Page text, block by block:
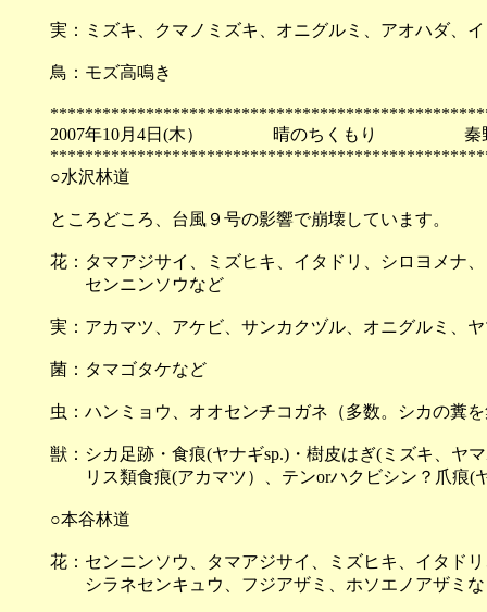
実：ミズキ、クマノミズキ、オニグルミ、アオハダ、
鳥：モズ高鳴き
2007年10月4日(木） 晴のちくもり 秦野
○水沢林道
ところどころ、台風９号の影響で崩壊しています。
花：タマアジサイ、ミズヒキ、イタドリ、シロヨメナ
センニンソウなど
実：アカマツ、アケビ、サンカクヅル、オニグルミ、
菌：タマゴタケなど
虫：ハンミョウ、オオセンチコガネ（多数。シカの糞
獣：シカ足跡・食痕(ヤナギsp.)・樹皮はぎ(ミズキ、ヤ
リス類食痕(アカマツ）、テンorハクビシン？爪痕(
○本谷林道
花：センニンソウ、タマアジサイ、ミズヒキ、イタド
シラネセンキュウ、フジアザミ、ホソエノアザミな